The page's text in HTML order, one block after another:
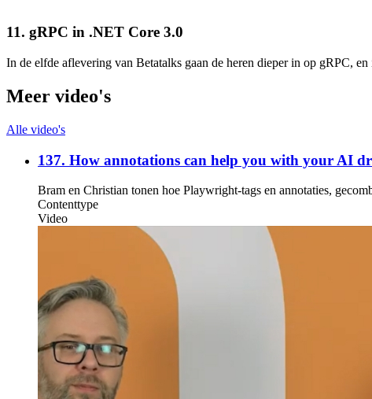
11. gRPC in .NET Core 3.0
In de elfde aflevering van Betatalks gaan de heren dieper in op gRPC,
Meer video's
Alle video's
137. How annotations can help you with your AI
Bram en Christian tonen hoe Playwright-tags en annotaties,
Contenttype
Video